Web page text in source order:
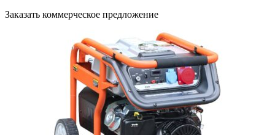
Заказать коммерческое предложение